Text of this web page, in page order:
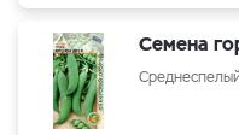
Семена